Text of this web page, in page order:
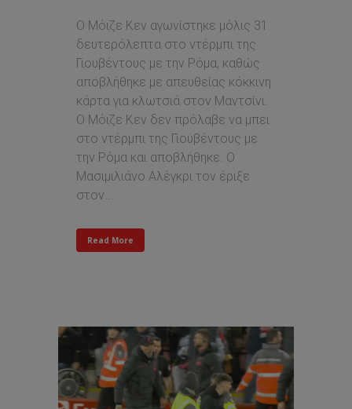
Ο Μόιζε Κεν αγωνίστηκε μόλις 31
δευτερόλεπτα στο ντέρμπι της
Γιουβέντους με την Ρόμα, καθώς
αποβλήθηκε με απευθείας κόκκινη
κάρτα για κλωτσιά στον Μαντσίνι.
Ο Μόιζε Κεν δεν πρόλαβε να μπει
στο ντέρμπι της Γιουβέντους με
την Ρόμα και αποβλήθηκε. Ο
Μασιμιλιάνο Αλέγκρι τον έριξε
στον...
Read More